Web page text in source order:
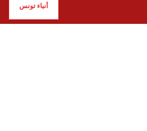
أنباء تونس